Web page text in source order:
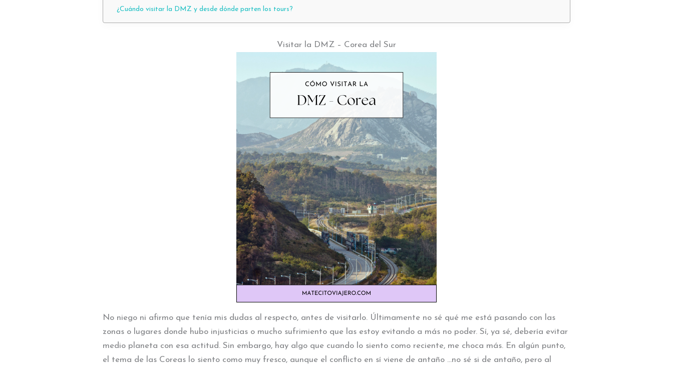
¿Cuándo visitar la DMZ y desde dónde parten los tours?
Visitar la DMZ – Corea del Sur
No niego ni afirmo que tenía mis dudas al respecto, antes de visitarlo. Últimamente no sé qué me está pasando con las
zonas o lugares donde hubo injusticias o mucho sufrimiento que las estoy evitando a más no poder. Sí, ya sé, debería evitar
medio planeta con esa actitud. Sin embargo, hay algo que cuando lo siento como reciente, me choca más. En algún punto,
el tema de las Coreas lo siento como muy fresco, aunque el conflicto en sí viene de antaño …no sé si de antaño, pero al